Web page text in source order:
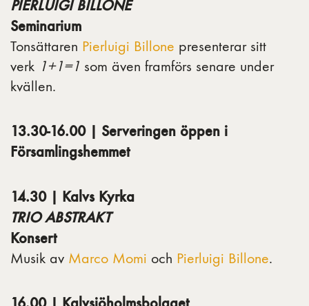
PIERLUIGI BILLONE
Seminarium
Tonsättaren Pierluigi Billone presenterar sitt
verk 1+1=1 som även framförs senare under
kvällen.
13.30-16.00 | Serveringen öppen i
Församlingshemmet
14.30 | Kalvs Kyrka
TRIO ABSTRAKT
Konsert
Musik av Marco Momi och Pierluigi Billone.